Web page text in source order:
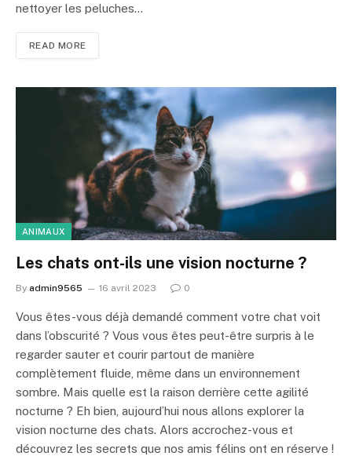
nettoyer les peluches…
READ MORE
ANIMAUX
Les chats ont-ils une vision nocturne ?
By admin9565 16 avril 2023 0
Vous êtes-vous déjà demandé comment votre chat voit
dans l’obscurité ? Vous vous êtes peut-être surpris à le
regarder sauter et courir partout de manière
complètement fluide, même dans un environnement
sombre. Mais quelle est la raison derrière cette agilité
nocturne ? Eh bien, aujourd’hui nous allons explorer la
vision nocturne des chats. Alors accrochez-vous et
découvrez les secrets que nos amis félins ont en réserve !